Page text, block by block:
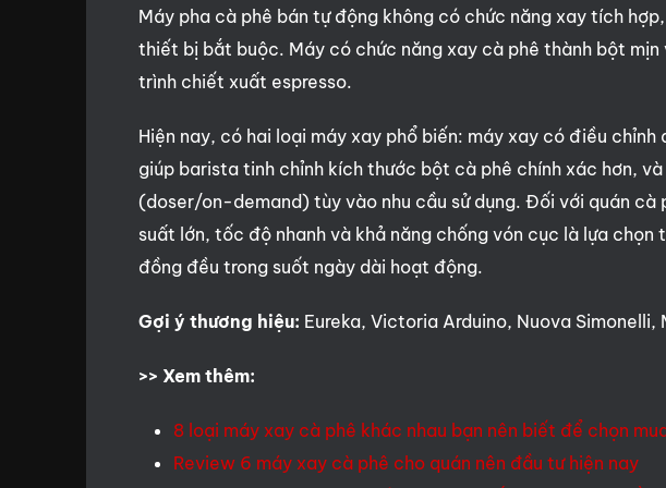
Máy pha cà phê bán tự động không có chức năng xay tích
thiết bị bắt buộc. Máy có chức năng xay cà phê thành bột
trình chiết xuất espresso.
Hiện nay, có hai loại máy xay phổ biến: máy xay có điều
giúp barista tinh chỉnh kích thước bột cà phê chính xác hơn,
(doser/on-demand) tùy vào nhu cầu sử dụng. Đối với quán cà
suất lớn, tốc độ nhanh và khả năng chống vón cục là lựa
đồng đều trong suốt ngày dài hoạt động.
Gợi ý thương hiệu: Eureka, Victoria Arduino, Nuova
>> Xem thêm:
8 loại máy xay cà phê khác nhau bạn nên biết để chọn
Review 6 máy xay cà phê cho quán nên đầu tư hiện nay